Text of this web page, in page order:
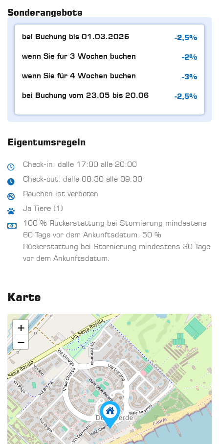
Sonderangebote
bei Buchung bis 01.03.2026 -2,5%
wenn Sie für 3 Wochen buchen -2%
wenn Sie für 4 Wochen buchen -3%
bei Buchung vom 23.05 bis 20.06 -2,5%
Eigentumsregeln
Check-in: dalle 17:00 alle 20:00
Check-out: dalle 08.30 alle 09.30
Rauchen ist verboten
Ja Tiere (1)
100 % Rückerstattung bei Stornierung mindestens
60 Tage vor dem Ankunftsdatum. 50 %
Rückerstattung bei Stornierung mindestens 30 Tage
vor dem Ankunftsdatum.
Karte
+
−